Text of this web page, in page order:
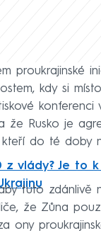
proukrajinské
kdy si
že Rusko je
kteří do té doby
z vlády? Je to
tuto zdánlivě
že Zůna
ony